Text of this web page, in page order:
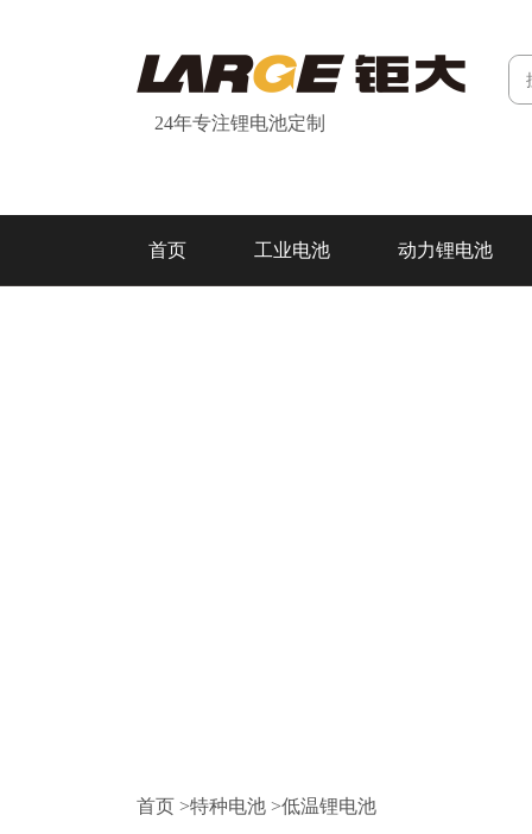
24年专注锂电池定制
首页 工业电池 动力锂电池
首页 >特种电池 >低温锂电池